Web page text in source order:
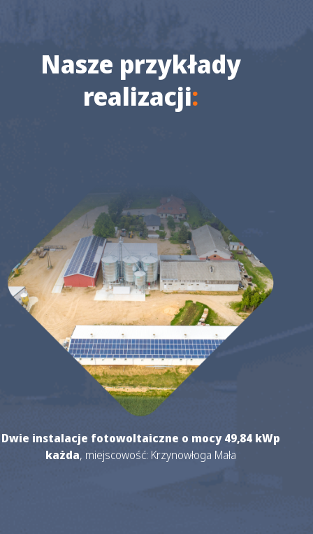
Nasze przykłady
realizacji:
Dwie instalacje fotowoltaiczne o mocy 49,84 kWp
każda, miejscowość: Krzynowłoga Mała